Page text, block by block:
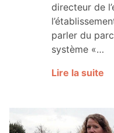
directeur de
parler du
système «…
Lire la suite